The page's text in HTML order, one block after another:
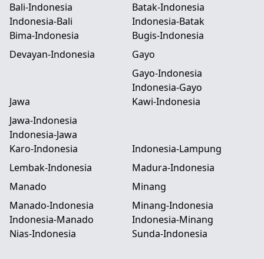
Bali-Indonesia
Indonesia-Bali
Batak-Indonesia
Indonesia-Batak
Bima-Indonesia
Bugis-Indonesia
Devayan-Indonesia
Gayo
Gayo-Indonesia
Indonesia-Gayo
Jawa
Jawa-Indonesia
Indonesia-Jawa
Kawi-Indonesia
Karo-Indonesia
Indonesia-Lampung
Lembak-Indonesia
Madura-Indonesia
Manado
Manado-Indonesia
Indonesia-Manado
Minang
Minang-Indonesia
Indonesia-Minang
Nias-Indonesia
Sunda-Indonesia